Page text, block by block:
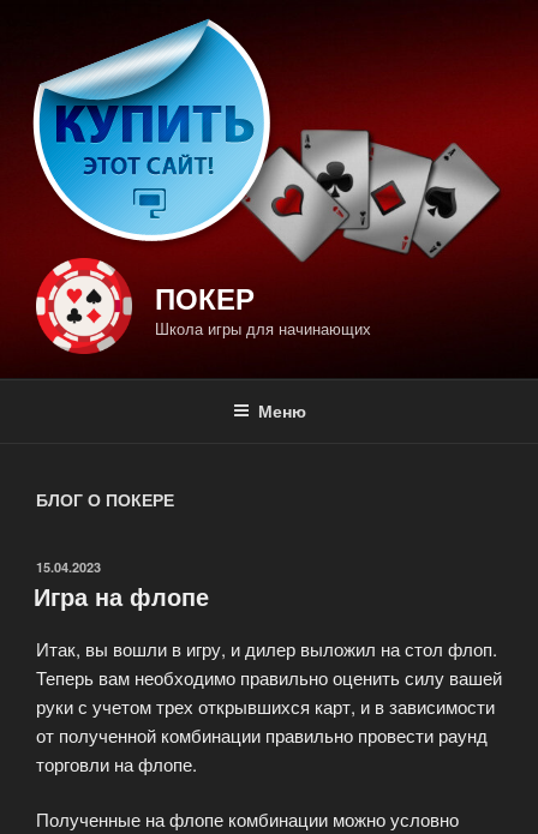
содержимому
ПОКЕР
Школа игры для начинающих
Меню
БЛОГ О ПОКЕРЕ
ОПУБЛИКОВАНО
15.04.2023
Игра на флопе
Итак, вы вошли в игру, и дилер выложил на стол флоп.
Теперь вам необходимо правильно оценить силу вашей
руки с учетом трех открывшихся карт, и в зависимости
от полученной комбинации правильно провести раунд
торговли на флопе.
Полученные на флопе комбинации можно условно